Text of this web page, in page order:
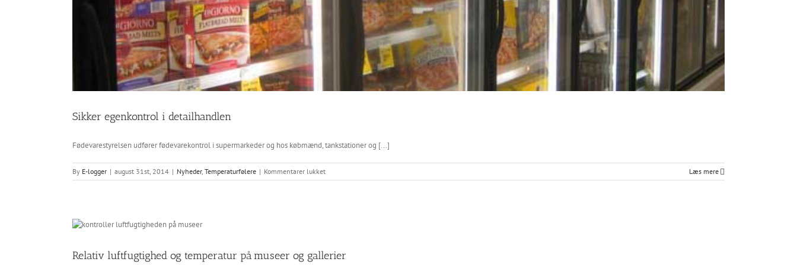
Sikker egenkontrol i detailhandlen
Fødevarestyrelsen udfører fødevarekontrol i supermarkeder og hos købmænd, tankstationer og [...]
By E-logger | august 31st, 2014 | Nyheder, Temperaturfølere | Kommentarer lukkettil
Sikker
Læs mere
Relativ luftfugtighed og temperatur på museer og gallerier